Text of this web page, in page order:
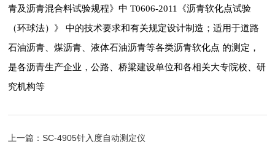
青及沥青混合料试验规程》中 T0606-2011《沥青软化点试验
（环球法）》中的技术要求和有关规定设计制造；适用于道路
石油沥青、煤沥青、液体石油沥青等各类沥青软化点 的测定，
是各沥青生产企业，公路、桥梁建设单位和各相关大专院校、研
究机构等
上一篇：SC-4905针入度自动测定仪